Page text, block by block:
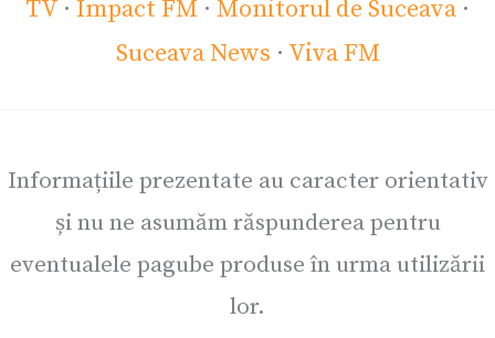
TV · Impact FM · Monitorul de Suceava ·
Suceava News · Viva FM
Informațiile prezentate au caracter orientativ
și nu ne asumăm răspunderea pentru
eventualele pagube produse în urma utilizării
lor.